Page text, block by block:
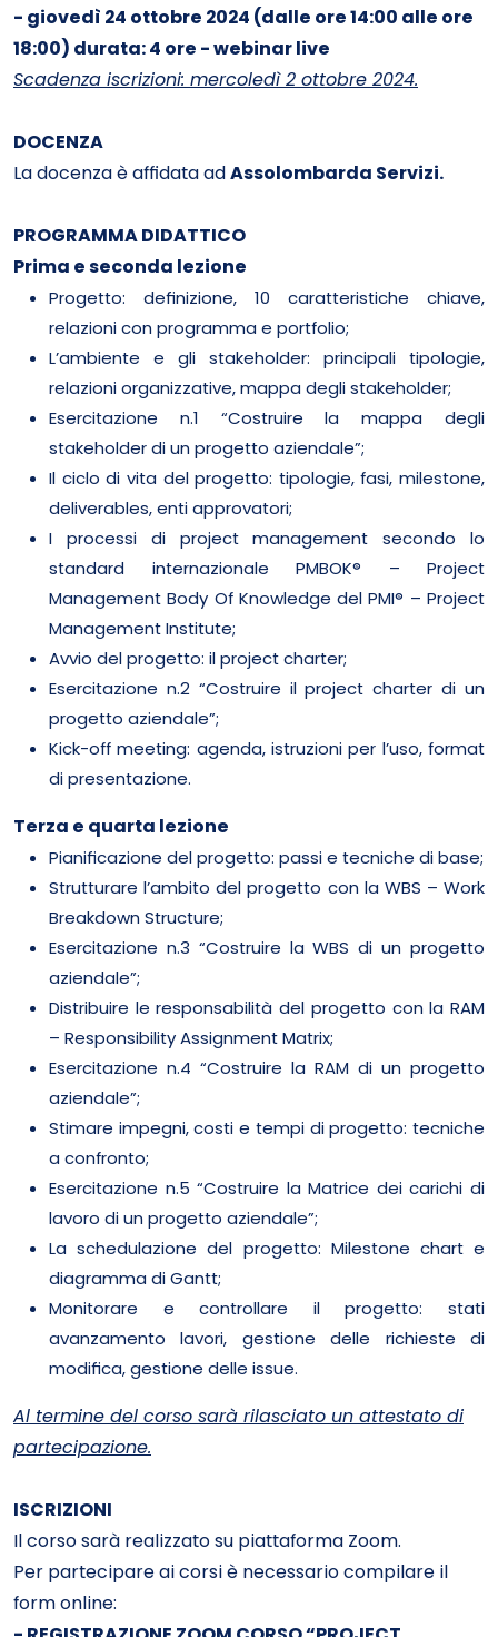
- giovedì 24 ottobre 2024 (dalle ore 14:00 alle ore
18:00) durata: 4 ore - webinar live
Scadenza iscrizioni: mercoledì 2 ottobre 2024.
DOCENZA
La docenza è affidata adAssolombarda Servizi.
PROGRAMMA DIDATTICO
Prima e seconda lezione
Progetto: definizione, 10 caratteristiche chiave,
relazioni con programma e portfolio;
L’ambiente e gli stakeholder: principali tipologie,
relazioni organizzative, mappa degli stakeholder;
Esercitazione n.1 “Costruire la mappa degli
stakeholder di un progetto aziendale”;
Il ciclo di vita del progetto: tipologie, fasi, milestone,
deliverables, enti approvatori;
I processi di project management secondo lo
standard internazionale PMBOK® – Project
Management Body Of Knowledge del PMI® – Project
Management Institute;
Avvio del progetto: il project charter;
Esercitazione n.2 “Costruire il project charter di un
progetto aziendale”;
Kick-off meeting: agenda, istruzioni per l’uso, format
di presentazione.
Terza e quarta lezione
Pianificazione del progetto: passi e tecniche di base;
Strutturare l’ambito del progetto con la WBS – Work
Breakdown Structure;
Esercitazione n.3 “Costruire la WBS di un progetto
aziendale”;
Distribuire le responsabilità del progetto con la RAM
– Responsibility Assignment Matrix;
Esercitazione n.4 “Costruire la RAM di un progetto
aziendale”;
Stimare impegni, costi e tempi di progetto: tecniche
a confronto;
Esercitazione n.5 “Costruire la Matrice dei carichi di
lavoro di un progetto aziendale”;
La schedulazione del progetto: Milestone chart e
diagramma di Gantt;
Monitorare e controllare il progetto: stati
avanzamento lavori, gestione delle richieste di
modifica, gestione delle issue.
Al termine del corso sarà rilasciato un attestato di
partecipazione.
ISCRIZIONI
Il corso sarà realizzato su piattaforma Zoom.
Per partecipare ai corsi è necessario compilare il
form online: